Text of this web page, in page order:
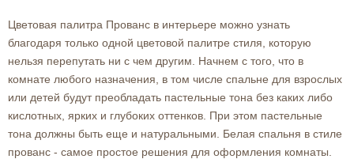
Цветовая палитра Прованс в интерьере можно узнать
благодаря только одной цветовой палитре стиля, которую
нельзя перепутать ни с чем другим. Начнем с того, что в
комнате любого назначения, в том числе спальне для взрослых
или детей будут преобладать пастельные тона без каких либо
кислотных, ярких и глубоких оттенков. При этом пастельные
тона должны быть еще и натуральными. Белая спальня в стиле
прованс - самое простое решения для оформления комнаты.